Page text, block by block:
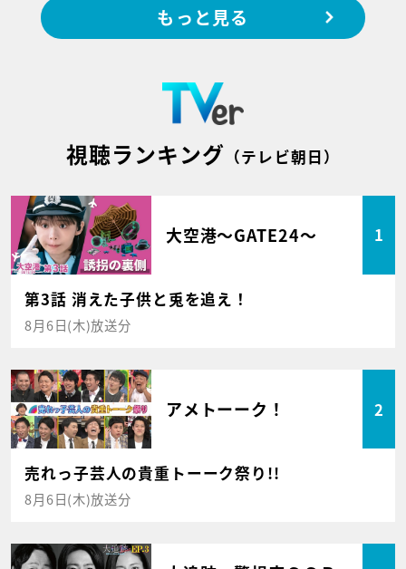
もっと見る
視聴ランキング （テレビ朝日）
大空港～GATE24～ 1
第3話 消えた子供と兎を追え！
8月6日(木)放送分
アメトーーク！ 2
売れっ子芸人の貴重トーーク祭り!!
8月6日(木)放送分